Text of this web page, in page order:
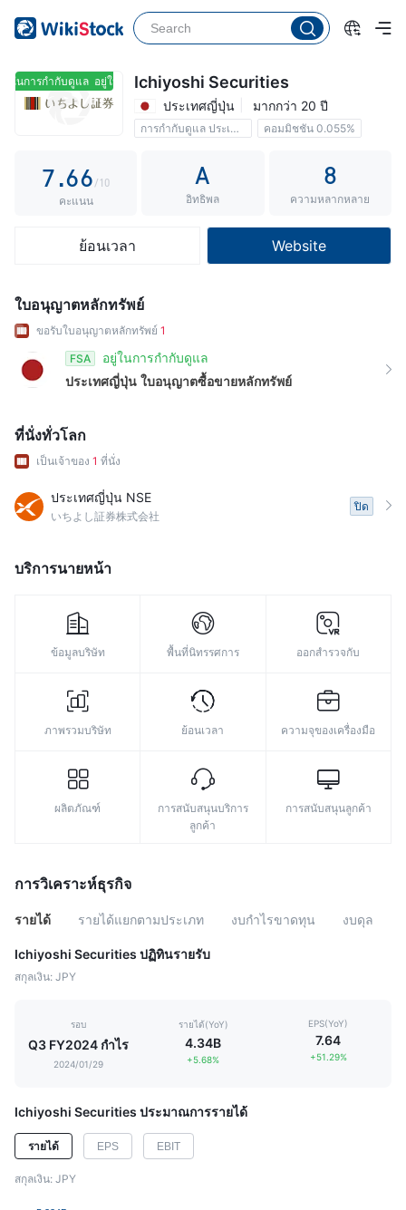
ในการกำกับดูแล อยู่ในการกำกับดูแลIchiyoshi Securities
ประเทศญี่ปุ่น มากกว่า 20 ปี
การกำกับดูแล ประเทศญี่ปุ่น คอมมิชชัน 0.055%
2
4
5
7.
1
3
4
6
7
1
3
4
6
7
8
/10
คะแนน
A
อิทธิพล
8
ความหลากหลาย
ย้อนเวลา Website
ใบอนุญาตหลักทรัพย์
ขอรับใบอนุญาตหลักทรัพย์ 1
FSA
อยู่ในการกำกับดูแล
ประเทศญี่ปุ่น ใบอนุญาตซื้อขายหลักทรัพย์
ที่นั่งทั่วโลก
เป็นเจ้าของ 1 ที่นั่ง
ประเทศญี่ปุ่น NSE
いちよし証券株式会社
ปิด
บริการนายหน้า
ข้อมูลบริษัท พื้นที่นิทรรศการ ออกสำรวจกับ
ภาพรวมบริษัท ย้อนเวลา ความจุของเครื่องมือ
ผลิตภัณฑ์
การสนับสนุนบริการ
ลูกค้า
การสนับสนุนลูกค้า
การวิเคราะห์ธุรกิจ
รายได้ รายได้แยกตามประเภท งบกำไรขาดทุน งบดุล
Ichiyoshi Securities ปฏิทินรายรับ
สกุลเงิน: JPY
รอบ
Q3 FY2024 กำไร
2024/01/29
รายได้(YoY)
4.34B
+5.68%
EPS(YoY)
7.64
+51.29%
Ichiyoshi Securities ประมาณการรายได้
รายได้ EPS EBIT
สกุลเงิน: JPY